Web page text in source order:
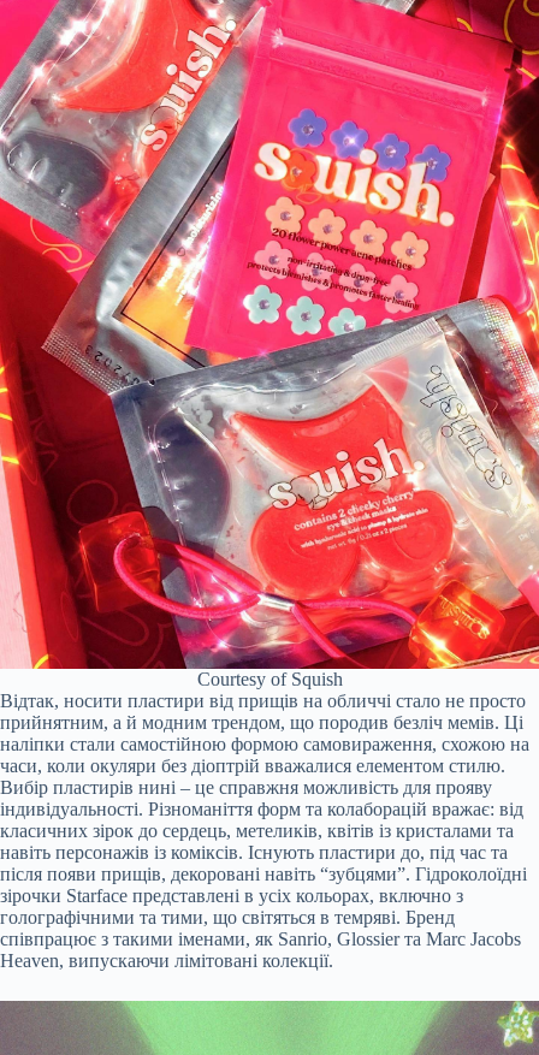
Courtesy of Squish
Відтак, носити пластири від прищів на обличчі стало не просто
прийнятним, а й модним трендом, що породив безліч мемів. Ці
наліпки стали самостійною формою самовираження, схожою на
часи, коли окуляри без діоптрій вважалися елементом стилю.
Вибір пластирів нині – це справжня можливість для прояву
індивідуальності. Різноманіття форм та колаборацій вражає: від
класичних зірок до сердець, метеликів, квітів із кристалами та
навіть персонажів із коміксів. Існують пластири до, під час та
після появи прищів, декоровані навіть “зубцями”. Гідроколоїдні
зірочки Starface представлені в усіх кольорах, включно з
голографічними та тими, що світяться в темряві. Бренд
співпрацює з такими іменами, як Sanrio, Glossier та Marc Jacobs
Heaven, випускаючи лімітовані колекції.